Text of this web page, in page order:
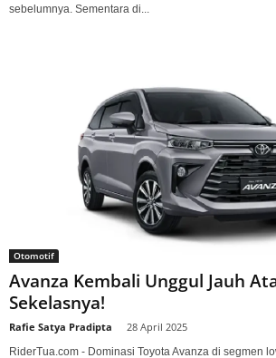
sebelumnya. Sementara di...
Otomotif
Avanza Kembali Unggul Jauh
Sekelasnya!
Rafie Satya Pradipta 28 April 2025
RiderTua.com - Dominasi Toyota Avanza di segmen